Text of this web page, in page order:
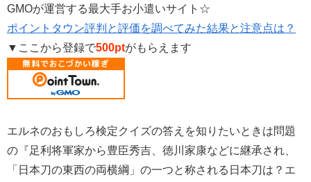
GMOが運営する最大手お小遣いサイト☆
ポイントタウン評判と評価を調べてみた結果と注意点は？
▼ここから登録で500ptがもらえます
エルネのおもしろ検定クイズの答えを知りたいときは問題
の『足利将軍家から豊臣秀吉、徳川家康などに継承され、
「日本刀の東西の両横綱」の一つと称される日本刀は？エ